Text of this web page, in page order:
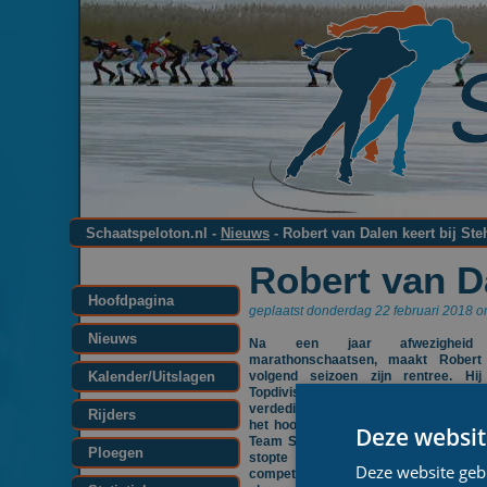
Schaatspeloton.nl - Nieuws - Robert van Dalen keert bij
Hoofdpagina
Nieuws
Kalender/Uitslagen
Rijders
Ploegen
Robert van
geplaatst donderdag 22 februari 2018
Na een jaar
marathonschaatsen, maakt
volgend seizoen zijn rentree.
Topdivisie de kleuren van Team
verdedigen. De 31-jarige Andelnaar
het hoogste niveau uitkwam voor
Team Snelle Jelle en Team De
stopte vorige zomer met
competitieverband. Toch keert hij
Deze
Deze website